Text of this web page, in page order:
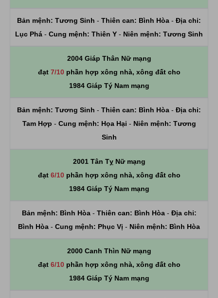
Bản mệnh: Tương Sinh - Thiên can: Bình Hòa - Địa chi:
Lục Phá - Cung mệnh: Thiên Y - Niên mệnh: Tương Sinh
2004 Giáp Thân Nữ mạng
đạt 7/10phần hợp xông nhà, xông đất cho
1984 Giáp Tý Nam mạng
Bản mệnh: Tương Sinh - Thiên can: Bình Hòa - Địa chi:
Tam Hợp - Cung mệnh: Họa Hại - Niên mệnh: Tương
Sinh
2001 Tân Tỵ Nữ mạng
đạt 6/10phần hợp xông nhà, xông đất cho
1984 Giáp Tý Nam mạng
Bản mệnh: Bình Hòa- Thiên can: Bình Hòa- Địa chi:
Bình Hòa - Cung mệnh: Phục Vị - Niên mệnh: Bình Hòa
2000 Canh Thìn Nữ mạng
đạt 6/10phần hợp xông nhà, xông đất cho
1984 Giáp Tý Nam mạng